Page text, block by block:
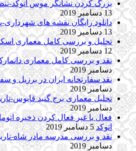
بزرگ کردن نشانگر موس اتوکد-
13 دسامبر 2019
دانلود رایگان نقشه های
13 دسامبر 2019
تحلیل و بررسی کامل معماری
12 دسامبر 2019
نقد و بررسی کامل معماری
دسامبر 2019
نقد سفارتخانه ایران در برزیل و
دسامبر 2019
تحلیل معماری برج گنبد قابوس-
دسامبر 2019
اتوکد 5 دسامبر 2019
نقد و بررسی مدرسه مادر شاه-
دسامبر 2019